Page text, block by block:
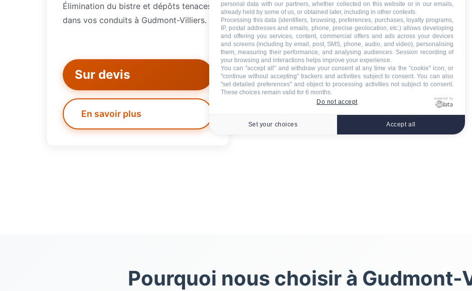
Élimination du bistre et dépôts tenaces
dans vos conduits à Gudmont-Villiers.
Sur devis
En savoir plus
Pourquoi nous choisir à Gudmont-
personal data with our partners, whether collected on this website or in our emails,
already held by some of us, or obtained later, including in other contexts.
Processing this data (identifiers, browsing, preferences, purchases, loyalty programs,
IP, postal addresses and emails, phone, precise geolocation, etc.) allows developing
and offering you services, content, commercial offers and ads across your devices
and screens (including by email, post, SMS, phone, audio, and video), personalising
them, measuring their performance, and analysing audiences. Session recording of
your browsing and interactions helps improve your experience.
You can "accept all" and withdraw your consent at any time via the "cookie" icon, or
"continue without accepting" trackers and activities subject to consent. You can also
"set detailed preferences" and object to processing activities not subject to consent.
These choices remain valid for 6 months.
Do not accept
powered by
Set your choices Accept all